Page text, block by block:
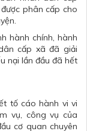
phân cấp cho
hành chính, hành
cấp xã đã giải
nại lần đầu đã hết
tố cáo hành vi vi
vụ, công vụ của
cơ quan chuyên